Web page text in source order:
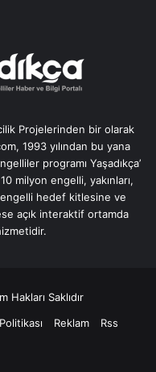
Projelerinden bir olarak
1993 yılından bu yana
programı Yaşadıkça’
milyon engelli, yakınları,
hedef kitlesine ve
açık interaktif ortamda
Saklıdır
Reklam
Rss